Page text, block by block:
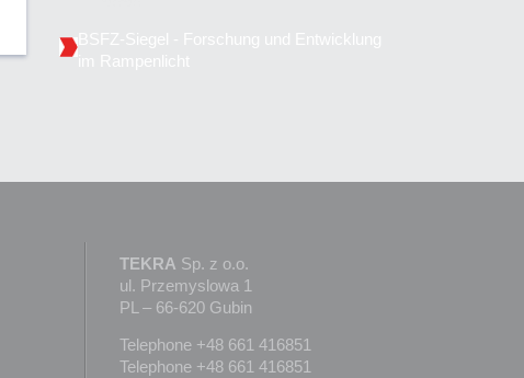
TEKRA Sp. z o.o.
ul. Przemyslowa 1
PL – 66-620 Gubin
Telephone +48 661 416851
Telephone +48 661 416851